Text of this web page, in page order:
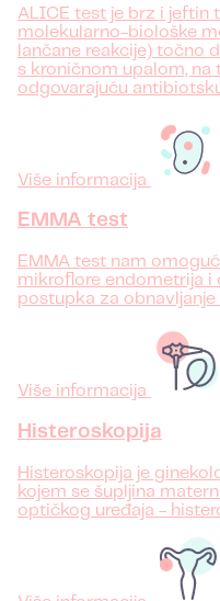
ALICE test je brz i jeftin
molekularno-biološke
lančane reakcije) točno
s kroničnom upalom,
odgovarajuću
Više informacija
EMMA test
EMMA test nam
mikroflore endometrija i
postupka za
Više informacija
Histeroskopija
Histeroskopija je
kojem se šupljina
optičkog uređaja -